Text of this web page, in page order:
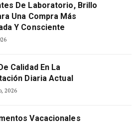
De Laboratorio, Brillo
Una Compra Más
Y Consciente
Calidad En La
Diaria Actual
2026
Vacacionales